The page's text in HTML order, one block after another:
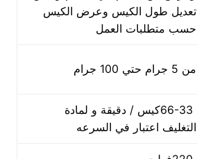
تعديل طول الكيس وعرض الكيس
حسب متطلبات العمل
من 5 جرام حتي 100 جرام
66-33كيس / دقيقة و لمادة
التغليف اعتبار في السرعه